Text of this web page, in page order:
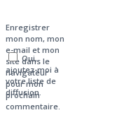
Enregistrer
mon nom, mon
e-mail et mon
site dans le
navigateur
pour mon
prochain
commentaire.
Oui,
ajoutez-moi à
votre liste de
diffusion.